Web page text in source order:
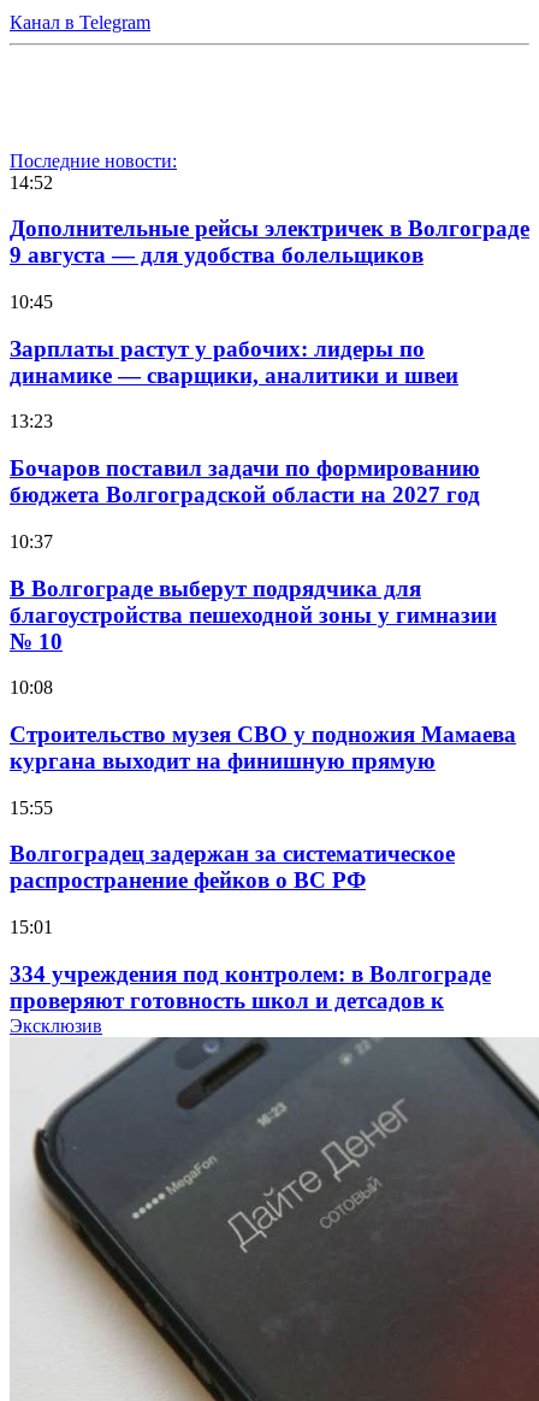
Канал в Telegram
Последние новости:
14:52
Дополнительные рейсы электричек в Волгограде
9 августа — для удобства болельщиков
10:45
Зарплаты растут у рабочих: лидеры по
динамике — сварщики, аналитики и швеи
13:23
Бочаров поставил задачи по формированию
бюджета Волгоградской области на 2027 год
10:37
В Волгограде выберут подрядчика для
благоустройства пешеходной зоны у гимназии
№ 10
10:08
Строительство музея СВО у подножия Мамаева
кургана выходит на финишную прямую
15:55
Волгоградец задержан за систематическое
распространение фейков о ВС РФ
15:01
334 учреждения под контролем: в Волгограде
проверяют готовность школ и детсадов к
учебному году
Покушение на убийство в Волгограде: девушка
напала на незнакомую женщину с ножом
12:39
Сладкий праздник в Волгограде: в Центральном
парке прошёл фестиваль „Арбузный переполох“
Волгоградские компании нарастили экспорт:
заключены контракты на 3,6 млн долларов
Эксклюзив